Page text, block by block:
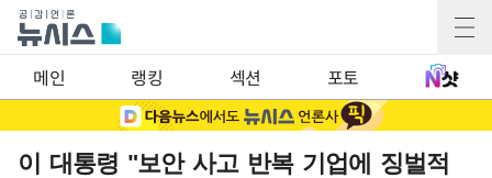
메인 랭킹 섹션 포토
이 대통령 "보안 사고 반복 기업에 징벌적